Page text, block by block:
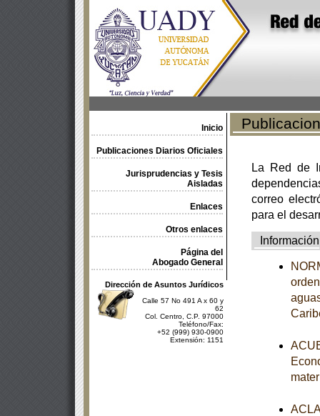
Inicio
Publicaciones Diarios Oficiales
Jurisprudencias y Tesis
Aisladas
Enlaces
Otros enlaces
Página del
Abogado General
Dirección de Asuntos Jurídicos
Calle 57 No 491 A x 60 y
62
Col. Centro, C.P. 97000
Teléfono/Fax:
+52 (999) 930-0900
Extensión: 1151
La Red de
correo
para el
Información